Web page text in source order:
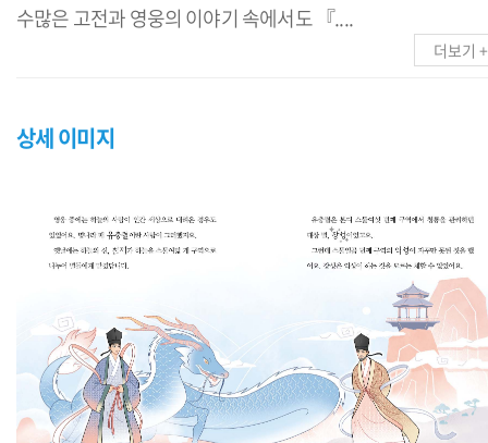
수많은 고전과 영웅의 이야기 속에서도 『....
더보기 +
상세 이미지